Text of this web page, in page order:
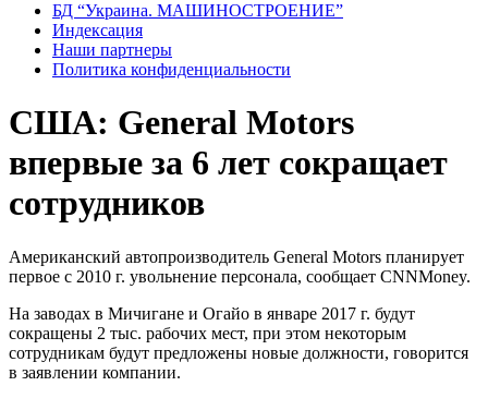
БД “Украина. МАШИНОСТРОЕНИЕ”
Индекcация
Наши партнеры
Политика конфиденциальности
США: General Motors
впервые за 6 лет сокращает
сотрудников
Американский автопроизводитель General Motors планирует
первое с 2010 г. увольнение персонала, сообщает CNNMoney.
На заводах в Мичигане и Огайо в январе 2017 г. будут
сокращены 2 тыс. рабочих мест, при этом некоторым
сотрудникам будут предложены новые должности, говорится
в заявлении компании.